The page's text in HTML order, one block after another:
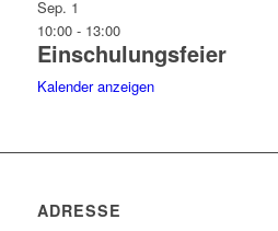
Sep. 1
10:00- 13:00
Einschulungsfeier
Kalender anzeigen
ADRESSE